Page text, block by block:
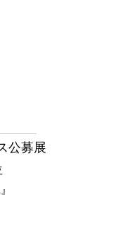
公募展